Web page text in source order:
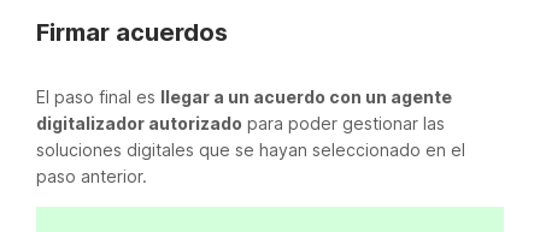
Firmar acuerdos
El paso final es llegar a un acuerdo con un agente
digitalizador autorizado para poder gestionar las
soluciones digitales que se hayan seleccionado en el
paso anterior.